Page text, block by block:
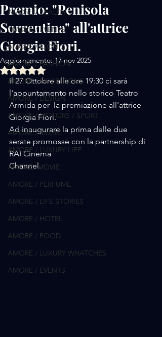
AMORE / BEAUTY
AMORE / EVENTS
AMORE / ICONIC
AMORE / FASHION
AMORE / EXHIBITIONS
AMORE / DESIGN
AMORE / MOTORS / SPORT
AMORE / MUSIC
AMORE / LUXURY LIFE
AMORE/ MOVIE
AMORE / PERFUME
AMORE / LIFE STORIES
AMORE / HOTEL
AMORE / FOOD
AMORE / LUXURY WHATCHES
AMORE / EVENTS
Premio: "Penisola
Sorrentina" all'attrice
Giorgia Fiori.
Aggiornamento: 17 nov 2025
Valutazione NaN stelle su 5.
Il 27 Ottobre alle ore 19:30 ci sarà
l'appuntamento nello storico Teatro
Armida per  la premiazione all'attrice
Giorgia Fiori.
Ad inaugurare la prima delle due
serate promosse con la partnership di
RAI Cinema
Channel.